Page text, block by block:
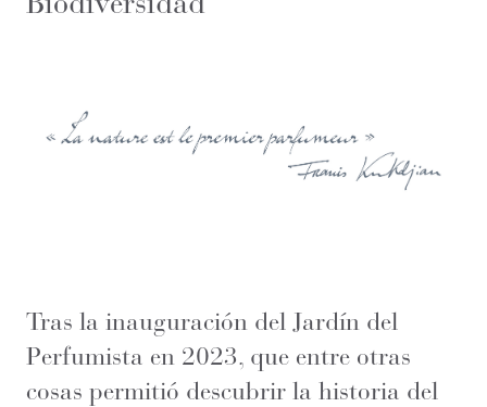
Tras la inauguración del Jardín del
Perfumista en 2023, que entre otras
cosas permitió descubrir la historia del